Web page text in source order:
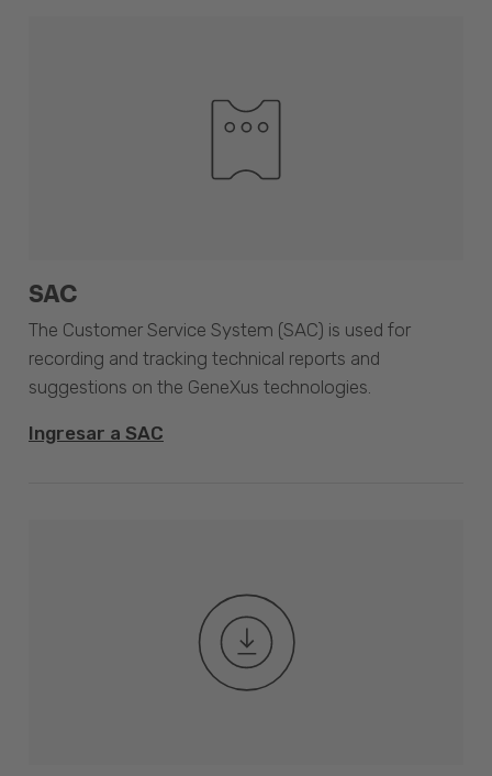
SAC
The Customer Service System (SAC) is used for
recording and tracking technical reports and
suggestions on the GeneXus technologies.
Ingresar a SAC